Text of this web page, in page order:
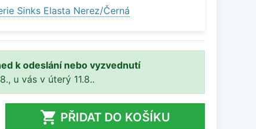
Sinks Elasta Nerez/Černá
k odeslání nebo vyzvednutí
u vás v úterý 11.8..
 PŘIDAT DO KOŠÍKU